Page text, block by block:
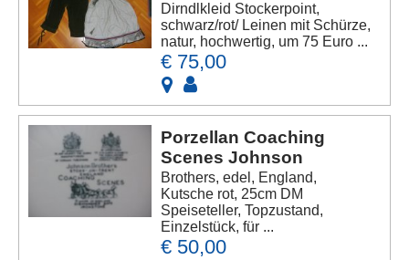
Dirndlkleid Stockerpoint,
schwarz/rot/ Leinen mit Schürze,
natur, hochwertig, um 75 Euro ...
€ 75,00
Porzellan Coaching
Scenes Johnson
Brothers, edel, England,
Kutsche rot, 25cm DM
Speiseteller, Topzustand,
Einzelstück, für ...
€ 50,00